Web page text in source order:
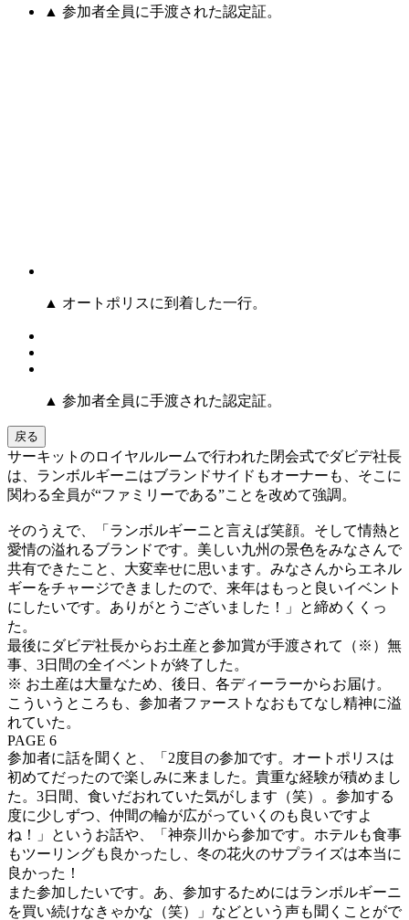
▲ 参加者全員に手渡された認定証。
▲ オートポリスに到着した一行。
▲ 参加者全員に手渡された認定証。
戻る
サーキットのロイヤルルームで行われた閉会式でダビデ社長
は、ランボルギーニはブランドサイドもオーナーも、そこに
関わる全員が“ファミリーである”ことを改めて強調。
そのうえで、「ランボルギーニと言えば笑顔。そして情熱と
愛情の溢れるブランドです。美しい九州の景色をみなさんで
共有できたこと、大変幸せに思います。みなさんからエネル
ギーをチャージできましたので、来年はもっと良いイベント
にしたいです。ありがとうございました！」と締めくくっ
た。
最後にダビデ社長からお土産と参加賞が手渡されて（※）無
事、3日間の全イベントが終了した。
※ お土産は大量なため、後日、各ディーラーからお届け。
こういうところも、参加者ファーストなおもてなし精神に溢
れていた。
PAGE 6
参加者に話を聞くと、「2度目の参加です。オートポリスは
初めてだったので楽しみに来ました。貴重な経験が積めまし
た。3日間、食いだおれていた気がします（笑）。参加する
度に少しずつ、仲間の輪が広がっていくのも良いですよ
ね！」というお話や、「神奈川から参加です。ホテルも食事
もツーリングも良かったし、冬の花火のサプライズは本当に
良かった！
また参加したいです。あ、参加するためにはランボルギーニ
を買い続けなきゃかな（笑）」などという声も聞くことがで